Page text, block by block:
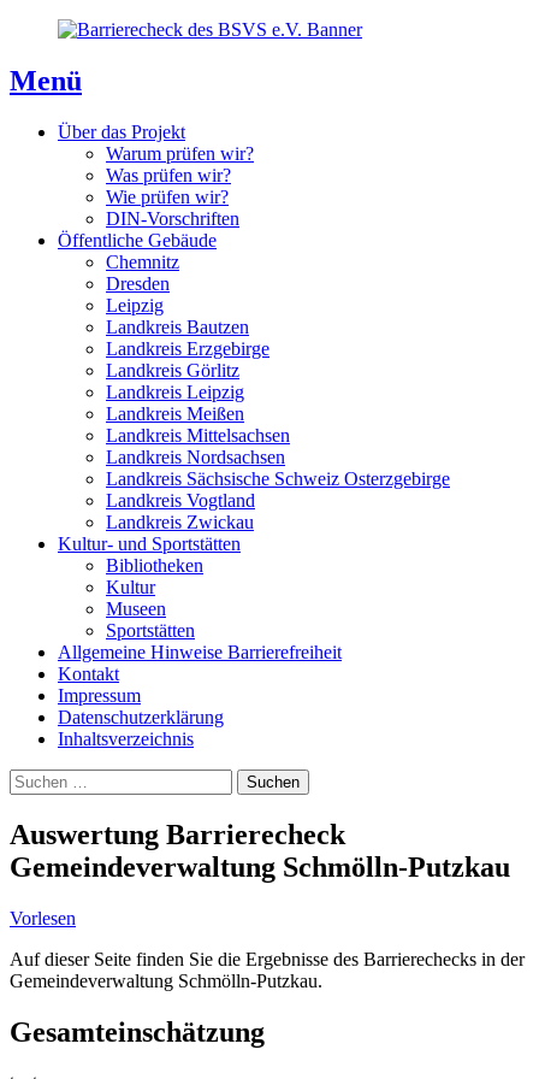
Inhaltsverzeichnis
Kontaktseite
Inhalt
Menü
Über das Projekt
Warum prüfen wir?
Was prüfen wir?
Wie prüfen wir?
DIN-Vorschriften
Öffentliche Gebäude
Chemnitz
Dresden
Leipzig
Landkreis Bautzen
Landkreis Erzgebirge
Landkreis Görlitz
Landkreis Leipzig
Landkreis Meißen
Landkreis Mittelsachsen
Landkreis Nordsachsen
Landkreis Sächsische Schweiz Osterzgebirge
Landkreis Vogtland
Landkreis Zwickau
Kultur- und Sportstätten
Bibliotheken
Kultur
Museen
Sportstätten
Allgemeine Hinweise Barrierefreiheit
Kontakt
Impressum
Datenschutzerklärung
Inhaltsverzeichnis
Suche
Suchen
nach:
Auswertung Barrierecheck
Gemeindeverwaltung Schmölln-Putzkau
Vorlesen
Auf dieser Seite finden Sie die Ergebnisse des Barrierechecks in der
Gemeindeverwaltung Schmölln-Putzkau.
Gesamteinschätzung